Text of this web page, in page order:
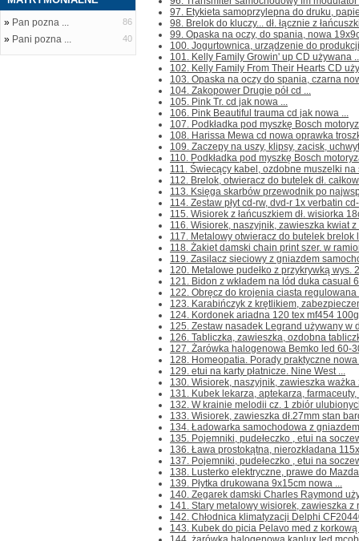
» Pan pozna ... 86
» Pani pozna ... 40
97. Etykieta samoprzylepna do druku,
98. Brelok do kluczy... dł. łącznie z
99. Opaska na oczy, do spania, nowa
100. Jogurtownica, urządzenie do
101. Kelly Family Growin' up CD używana
102. Kelly Family From Their Hearts CD
103. Opaska na oczy do spania, czarna
104. Zakopower Drugie pół cd ...
105. Pink Tr. cd jak nowa ...
106. Pink Beautiful trauma cd jak nowa ...
107. Podkładka pod myszkę Bosch
108. Harissa Mewa cd nowa oprawka
109. Zaczepy na uszy, klipsy, zacisk,
110. Podkładka pod myszkę Bosch
111. Świecący kabel, ozdobne muszelki
112. Brelok, otwieracz do butelek dł.
113. Księga skarbów przewodnik po
114. Zestaw płyt cd-rw, dvd-r 1x verbatin
115. Wisiorek z łańcuszkiem dł. wisiorka
116. Wisiorek, naszyjnik, zawieszka kwiat z
117. Metalowy otwieracz do butelek brelok
118. Żakiet damski chain print szer. w
119. Zasilacz sieciowy z gniazdem
120. Metalowe pudełko z przykrywką wys.
121. Bidon z wkładem na lód duka casual
122. Obręcz do krojenia ciasta regulowana
123. Karabińczyk z krętlikiem,
124. Kordonek ariadna 120 tex mf454
125. Zestaw nasadek Legrand używany w
126. Tabliczka, zawieszka, ozdobna
127. Żarówka halogenowa Bemko led 60-
128. Homeopatia. Porady praktyczne nowa
129. etui na karty płatnicze. Nine West ...
130. Wisiorek, naszyjnik, zawieszka ważka
131. Kubek lekarza, aptekarza,
132. W krainie melodii cz. 1 zbiór
133. Wisiorek, zawieszka dł.27mm stan
134. Ładowarka samochodowa z
135. Pojemniki, pudełeczko , etui na
136. Ława prostokątna, nierozkładana
137. Pojemniki, pudełeczko , etui na
138. Lusterko elektryczne, prawe do
139. Płytka drukowana 9x15cm nowa ...
140. Zegarek damski Charles Raymond
141. Stary metalowy wisiorek, zawieszka z
142. Chłodnica klimatyzacji Delphi
143. Kubek do picia Pelavo med z